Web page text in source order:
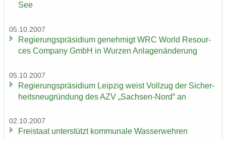
See
05.10.2007
Re­gie­rungs­prä­si­di­um ge­neh­migt WRC World Re­sour­
ces Com­pa­ny GmbH in Wur­zen An­la­gen­än­de­rung
05.10.2007
Re­gie­rungs­prä­si­di­um Leip­zig weist Voll­zug der Si­cher­
heits­neu­grün­dung des AZV „Sachsen-​Nord“ an
02.10.2007
Frei­staat un­ter­stützt kom­mu­na­le Was­ser­weh­ren